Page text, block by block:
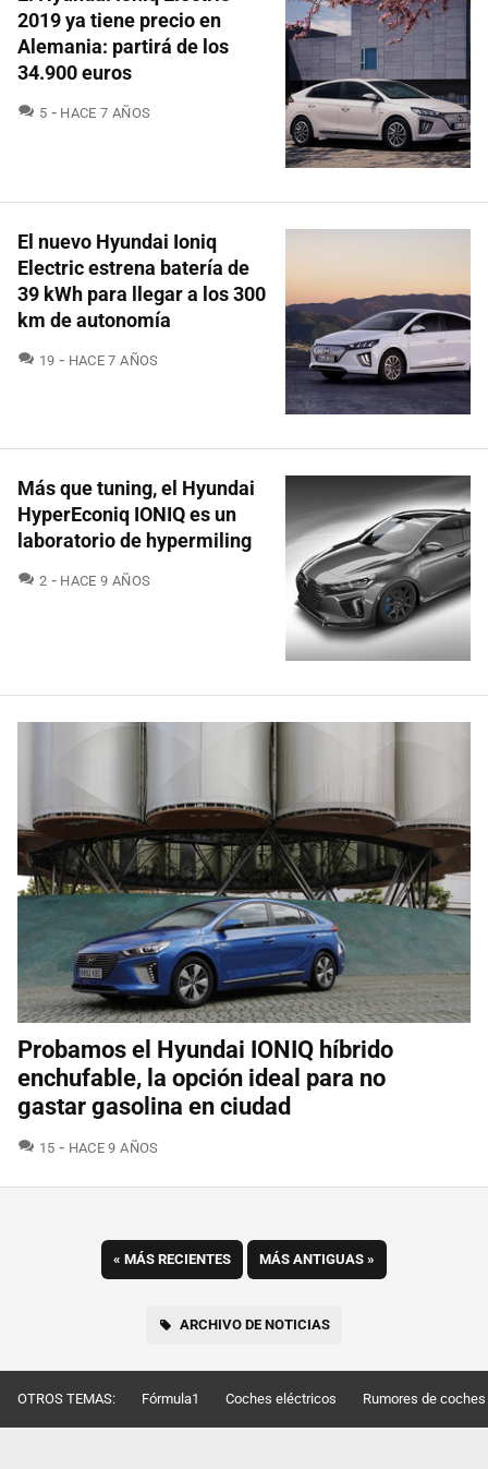
2019 ya tiene precio en
Alemania: partirá de los
34.900 euros
5 COMENTARIOS
HACE 7 AÑOS
El nuevo Hyundai Ioniq
Electric estrena batería de
39 kWh para llegar a los 300
km de autonomía
19 COMENTARIOS
HACE 7 AÑOS
Más que tuning, el Hyundai
HyperEconiq IONIQ es un
laboratorio de hypermiling
2 COMENTARIOS
HACE 9 AÑOS
Probamos el Hyundai IONIQ híbrido
enchufable, la opción ideal para no
gastar gasolina en ciudad
15 COMENTARIOS
HACE 9 AÑOS
« MÁS RECIENTES MÁS ANTIGUAS »
ARCHIVO DE NOTICIAS
OTROS TEMAS: Fórmula1 Coches eléctricos Rumores de coches